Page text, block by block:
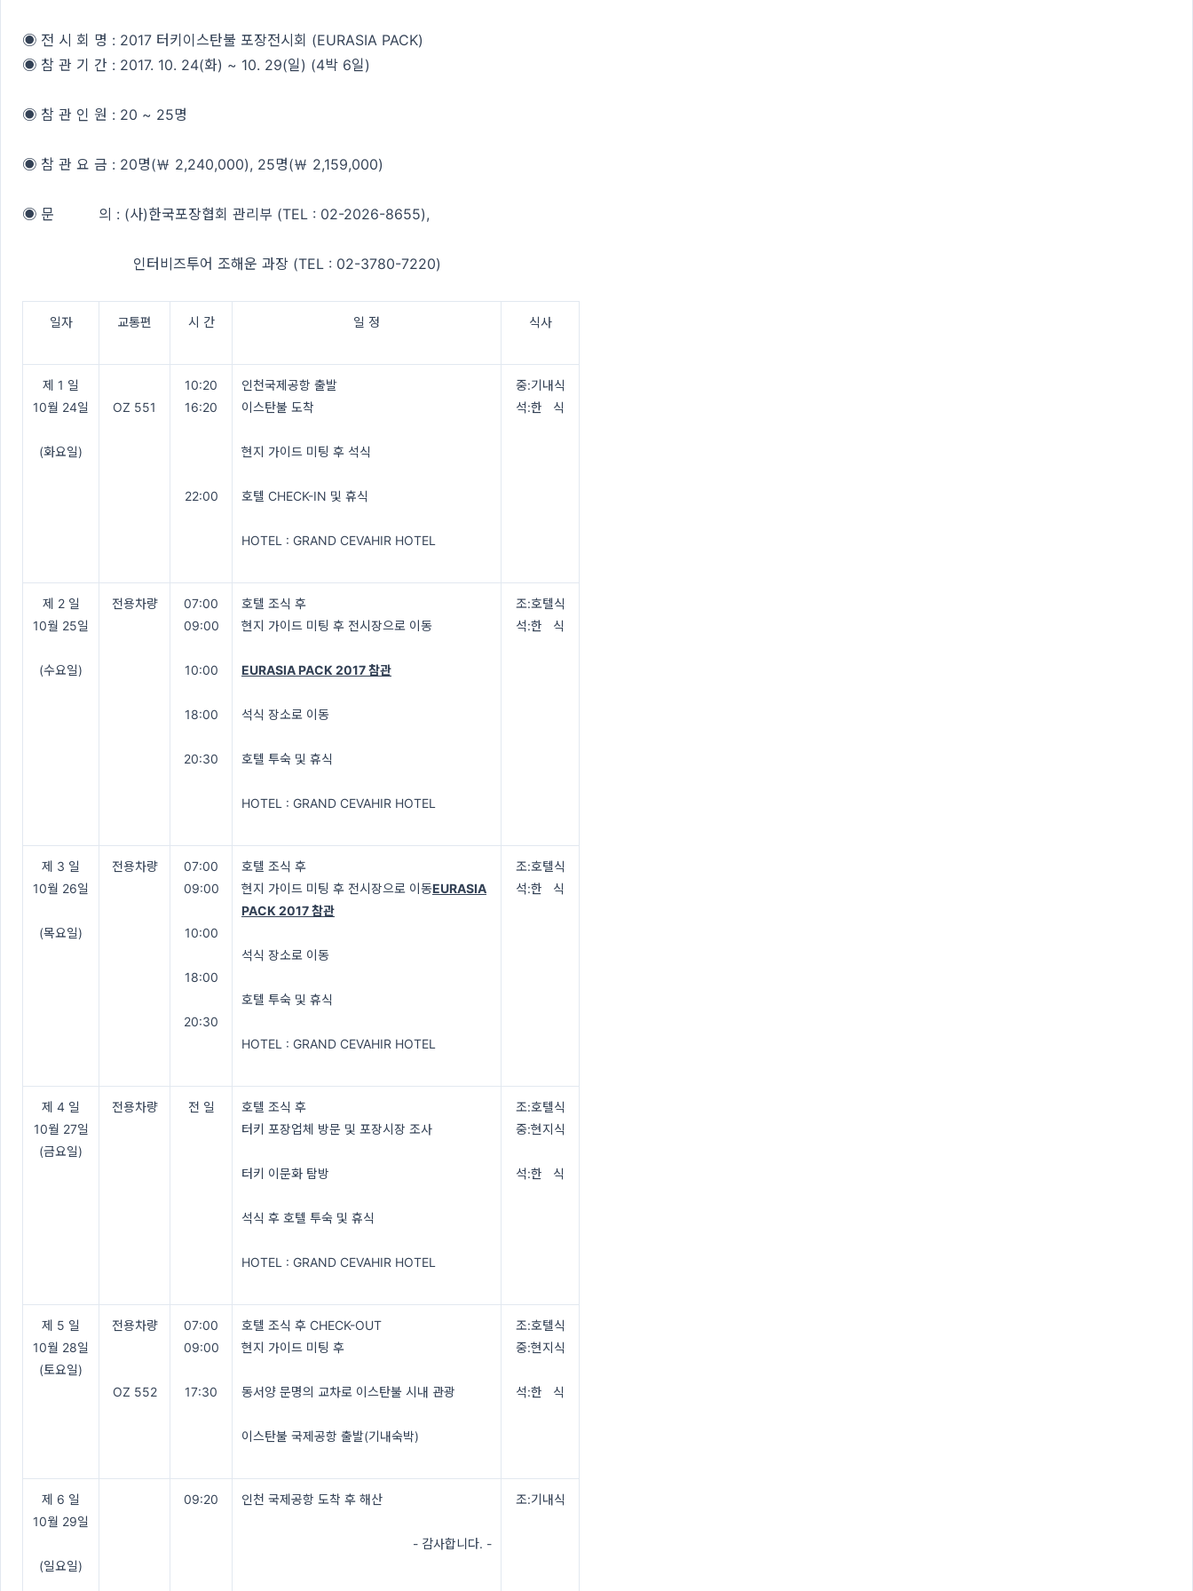
◉ 전 시 회 명 : 2017 터키이스탄불 포장전시회 (EURASIA PACK)
◉ 참 관 기 간 : 2017. 10. 24(화) ~ 10. 29(일) (4박 6일)
◉ 참 관 인 원 : 20 ~ 25명
◉ 참 관 요 금 : 20명(￦ 2,240,000), 25명(￦ 2,159,000)
◉ 문 의 : (사)한국포장협회 관리부 (TEL : 02-2026-8655),
인터비즈투어 조해운 과장 (TEL : 02-3780-7220)
일자 교통편 시 간 일 정 식사
제 1 일
10월 24일
(화요일)
OZ 551
10:20
16:20
22:00
인천국제공항 출발
이스탄불 도착
현지 가이드 미팅 후 석식
호텔 CHECK-IN 및 휴식
HOTEL : GRAND CEVAHIR HOTEL
중:기내식
석:한 식
제 2 일
10월 25일
(수요일)
전용차량
07:00
09:00
10:00
18:00
20:30
호텔 조식 후
현지 가이드 미팅 후 전시장으로 이동
EURASIA PACK 2017 참관
석식 장소로 이동
호텔 투숙 및 휴식
HOTEL : GRAND CEVAHIR HOTEL
조:호텔식
석:한 식
제 3 일
10월 26일
(목요일)
전용차량
07:00
09:00
10:00
18:00
20:30
호텔 조식 후
현지 가이드 미팅 후 전시장으로 이동EURASIA
PACK 2017 참관
석식 장소로 이동
호텔 투숙 및 휴식
HOTEL : GRAND CEVAHIR HOTEL
조:호텔식
석:한 식
제 4 일
10월 27일
(금요일)
전용차량 전 일
호텔 조식 후
터키 포장업체 방문 및 포장시장 조사
터키 이문화 탐방
석식 후 호텔 투숙 및 휴식
HOTEL : GRAND CEVAHIR HOTEL
조:호텔식
중:현지식
석:한 식
제 5 일
10월 28일
(토요일)
전용차량
OZ 552
07:00
09:00
17:30
호텔 조식 후 CHECK-OUT
현지 가이드 미팅 후
동서양 문명의 교차로 이스탄불 시내 관광
이스탄불 국제공항 출발(기내숙박)
조:호텔식
중:현지식
석:한 식
제 6 일
10월 29일
(일요일)
09:20 인천 국제공항 도착 후 해산
- 감사합니다. -
조:기내식